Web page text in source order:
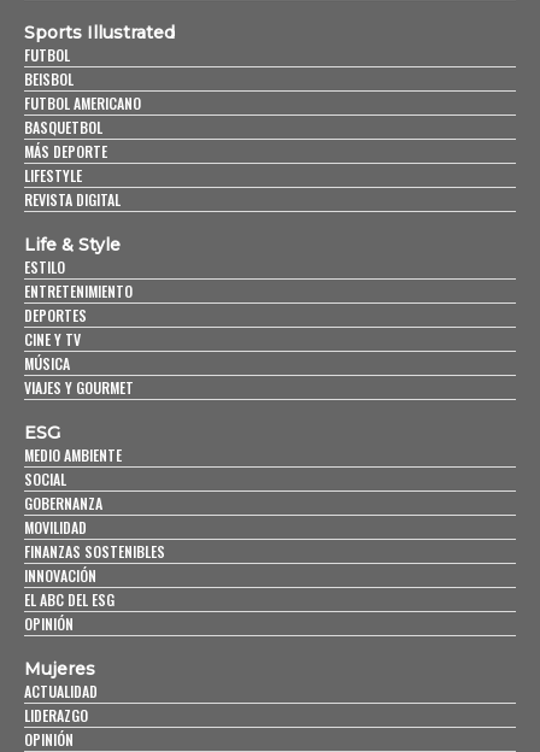
Sports Illustrated
FUTBOL
BEISBOL
FUTBOL AMERICANO
BASQUETBOL
MÁS DEPORTE
LIFESTYLE
REVISTA DIGITAL
Life & Style
ESTILO
ENTRETENIMIENTO
DEPORTES
CINE Y TV
MÚSICA
VIAJES Y GOURMET
ESG
MEDIO AMBIENTE
SOCIAL
GOBERNANZA
MOVILIDAD
FINANZAS SOSTENIBLES
INNOVACIÓN
EL ABC DEL ESG
OPINIÓN
Mujeres
ACTUALIDAD
LIDERAZGO
OPINIÓN